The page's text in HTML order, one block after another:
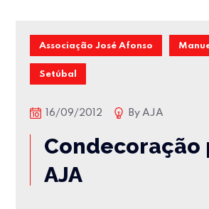
Associação José Afonso
Setúbal
16/09/2012 ByAJA
Condecoração
AJA